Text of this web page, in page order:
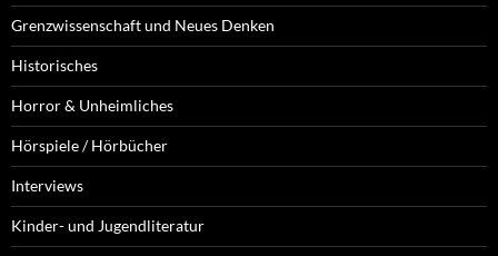
Grenzwissenschaft und Neues Denken
Historisches
Horror & Unheimliches
Hörspiele / Hörbücher
Interviews
Kinder- und Jugendliteratur